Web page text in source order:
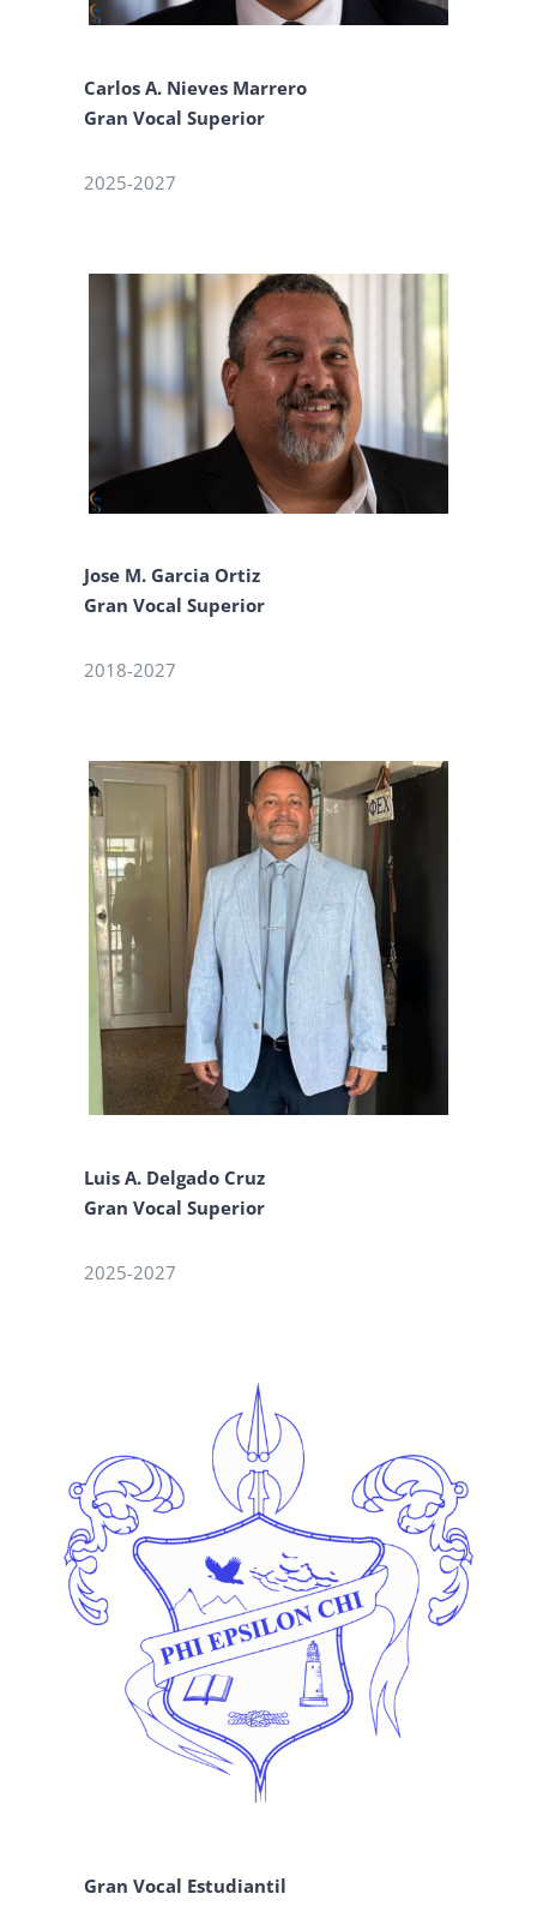
Carlos A. Nieves Marrero
Gran Vocal Superior
2025-2027
Jose M. Garcia Ortiz
Gran Vocal Superior
2018-2027
Luis A. Delgado Cruz
Gran Vocal Superior
2025-2027
Gran Vocal Estudiantil